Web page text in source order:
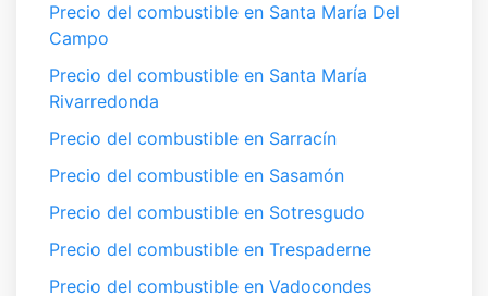
Precio del combustible en Santa María Del
Campo
Precio del combustible en Santa María
Rivarredonda
Precio del combustible en Sarracín
Precio del combustible en Sasamón
Precio del combustible en Sotresgudo
Precio del combustible en Trespaderne
Precio del combustible en Vadocondes